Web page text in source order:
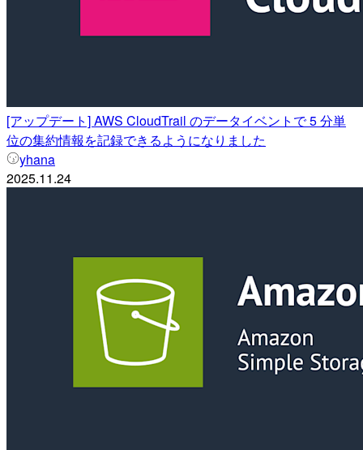
[アップデート] AWS CloudTrail のデータイベントで 5 分単
位の集約情報を記録できるようになりました
yhana
2025.11.24